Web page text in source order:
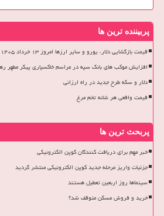
پربیننده ترین ها
قیمت بازگشایی دلار، یورو و سایر ارزها امروز ۱۳ خرداد ۱۴۰۵ بهمراه جدول
افزایش موکب های بانک سپه در مراسم خاکسپاری پیکر مطهر رهبر
دلار و سکه طرح جدید در راه ارزانی
قیمت واقعی هر شانه تخم مرغ
پربحث ترین ها
خبر مهم برای دریافت کنندگان کوپن الکترونیکی
جزئیات واریز مرحله جدید کوپن الکترونیکی منتشر گردید
سینماها روز اربعین تعطیل هستند
خرید و فروش مسکن متوقف شد؟